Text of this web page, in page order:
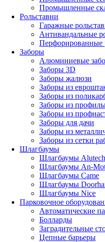
Промышленные
Рольставни
Гаражные
Антивандальные
Перфорированные
Заборы
Алюминиевые
Заборы 3D
Заборы жалюзи
Заборы из
Заборы из
Заборы из
Заборы из
Заборы для дачи
Заборы из
Заборы из сетки
Шлагбаумы
Шлагбаумы Alutech
Шлагбаумы An-
Шлагбаумы Came
Шлагбаумы
Шлагбаумы Nice
Парковочное
Автоматические
Болларды
Заградительные
Цепные барьеры